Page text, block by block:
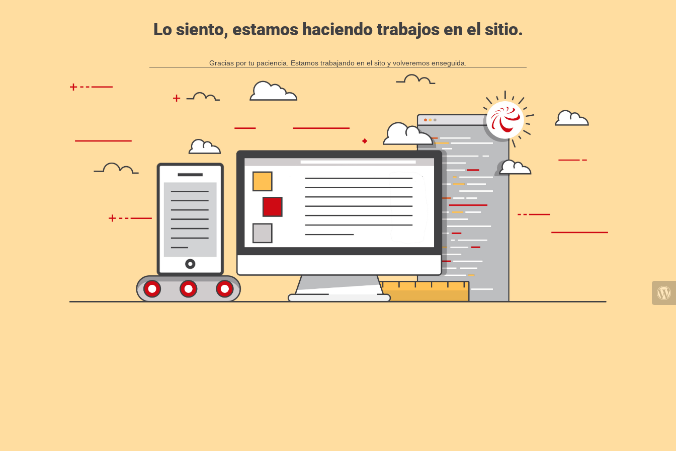
Lo siento, estamos haciendo trabajos en el sitio.
Gracias por tu paciencia. Estamos trabajando en el sito y volveremos enseguida.